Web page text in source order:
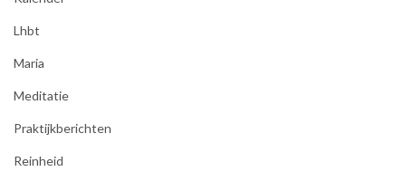
Lhbt
Maria
Meditatie
Praktijkberichten
Reinheid